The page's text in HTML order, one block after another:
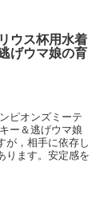
ウス杯用水着
げウマ娘の育
ピオンズミーテ
ー＆逃げウマ娘
が，相手に依存し
ります。安定感を